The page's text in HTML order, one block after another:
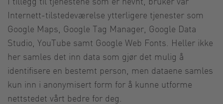
Internett-tilstedeværelse ytterligere tjenester som
Google Maps, Google Tag Manager, Google Data
Studio, YouTube samt Google Web Fonts. Heller ikke
her samles det inn data som gjør det mulig å
identifisere en bestemt person, men dataene samles
kun inn i anonymisert form for å kunne utforme
nettstedet vårt bedre for deg.